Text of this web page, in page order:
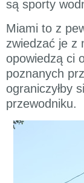
są sporty
Miami to z
zwiedzać je z
opowiedzą ci
poznanych
ograniczyłby
przewodniku.